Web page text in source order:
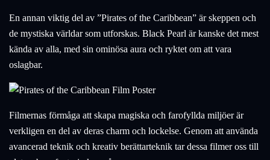
En annan viktig del av ”Pirates of the Caribbean” är skeppen och
de mystiska världar som utforskas. Black Pearl är kanske det mest
kända av alla, med sin ominösa aura och ryktet om att vara
oslagbar.
Filmernas förmåga att skapa magiska och farofyllda miljöer är
verkligen en del av deras charm och lockelse. Genom att använda
avancerad teknik och kreativ berättarteknik tar dessa filmer oss till